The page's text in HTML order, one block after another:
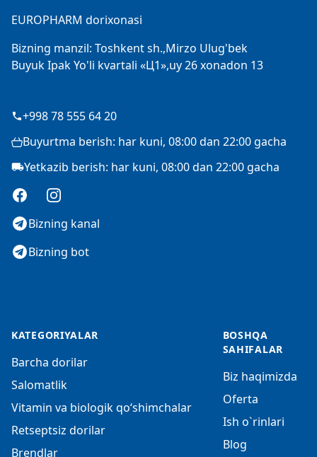
EUROPHARM dorixonasi
Bizning manzil: Toshkent sh.,Mirzo Ulug'bek
Buyuk Ipak Yo'li kvartali «Ц1»,uy 26 xonadon 13
+998 78 555 64 20
Buyurtma berish: har kuni, 08:00 dan 22:00 gacha
Yetkazib berish: har kuni, 08:00 dan 22:00 gacha
FacebookInstagram
Bizning kanal
Bizning bot
KATEGORIYALAR
Barcha dorilar
Salomatlik
Vitamin va biologik qo‘shimchalar
Retseptsiz dorilar
Brendlar
BOSHQA
SAHIFALAR
Biz haqimizda
Oferta
Ish o`rinlari
Blog